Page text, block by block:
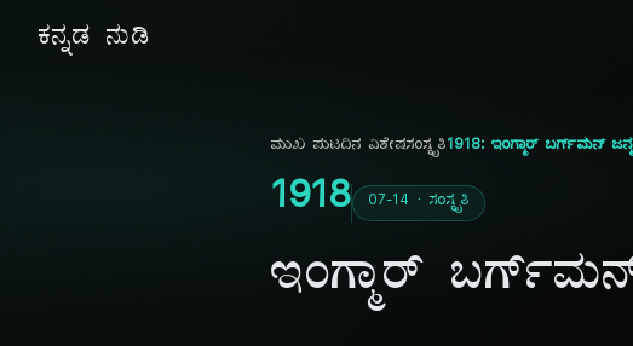
ಕನ್ನಡ ನುಡಿ
ಮುಖ ಪುಟದಿನ ವಿಶೇಷಸಂಸ್ಕೃತಿ1918: ಇಂಗ್ಮಾರ್ ಬರ್ಗ್‌ಮನ್
1918 07-14 · ಸಂಸ್ಕೃತಿ
ಇಂಗ್ಮಾರ್